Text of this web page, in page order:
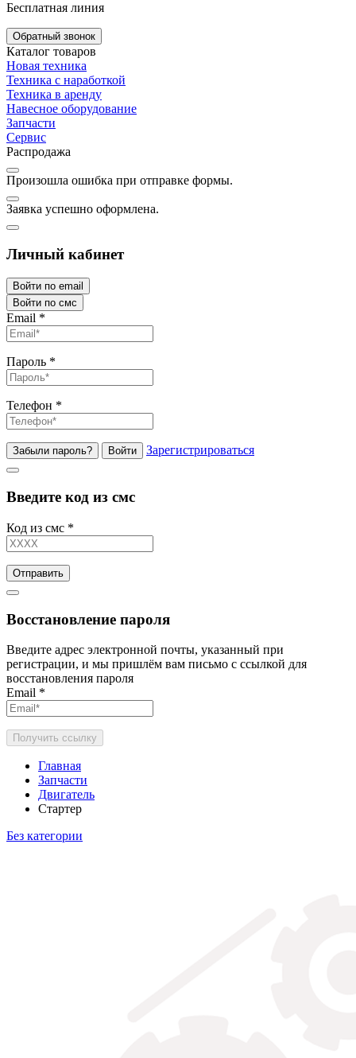
Бесплатная линия
Обратный звонок
Каталог товаров
Новая техника
Техника с наработкой
Техника в аренду
Навесное оборудование
Запчасти
Сервис
Распродажа
Произошла ошибка при отправке формы.
Заявка успешно оформлена.
Личный кабинет
Войти по email
Войти по смс
Email *
Пароль *
Телефон *
Забыли пароль? Войти Зарегистрироваться
Введите код из смс
Код из смс *
Отправить
Восстановление пароля
Введите адрес электронной почты, указанный при
регистрации, и мы пришлём вам письмо с ссылкой для
восстановления пароля
Email *
Получить ссылку
Главная
Запчасти
Двигатель
Стартер
Без категории